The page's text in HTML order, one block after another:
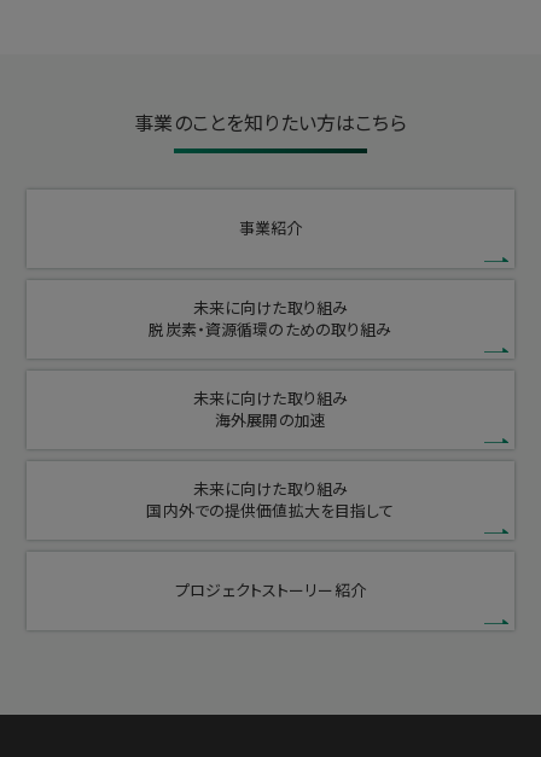
事業のことを知りたい方はこちら
事業紹介
未来に向けた取り組み
脱炭素・資源循環のための取り組み
未来に向けた取り組み
海外展開の加速
未来に向けた取り組み
国内外での提供価値拡大を目指して
プロジェクトストーリー紹介